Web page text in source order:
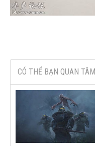
CÓ THỂ BẠN QUAN TÂM